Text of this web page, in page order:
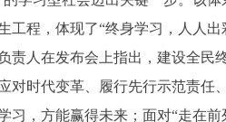
工程，体现了“终身学习，人人出
人在发布会上指出，建设全民终
对时代变革、履行先行示范责
习，方能赢得未来；面对“走在